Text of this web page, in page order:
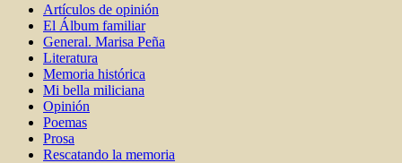
Artí­culos de opinión
El Álbum familiar
General. Marisa Peña
Literatura
Memoria histórica
Mi bella miliciana
Opinión
Poemas
Prosa
Rescatando la memoria